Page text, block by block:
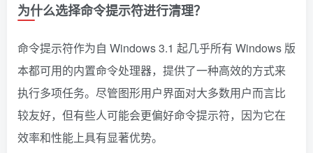
为什么选择命令提示符进行清理？
命令提示符作为自 Windows 3.1 起几乎所有 Windows 版
本都可用的内置命令处理器，提供了一种高效的方式来
执行多项任务。尽管图形用户界面对大多数用户而言比
较友好，但有些人可能会更偏好命令提示符，因为它在
效率和性能上具有显著优势。